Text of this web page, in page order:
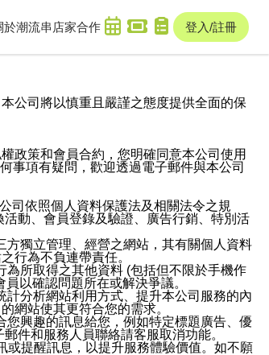
於潮流串 店家合作 登入/註冊
公司將以慎重且嚴謹之態度提供全面的保
政策和會員合約，您明確同意本公司使用
事項有疑問，歡迎透過電子郵件與本公司
司依照個人資料保護法及相關法令之規
動、會員登錄及驗證、廣告行銷、特別活
獨立管理、經營之網站，其有關個人資料
行為不負連帶責任。
所取得之其他資料 (包括但不限於手機作
以確認問題所在或解決爭議。
分析網站利用方式、提升本公司服務的內
網站使其更符合您的需求。
興趣的訊息給您，例如特定標題廣告、優
件和服務人員聯絡請客服取消功能。
或提醒訊息，以提升服務體驗價值。如不願